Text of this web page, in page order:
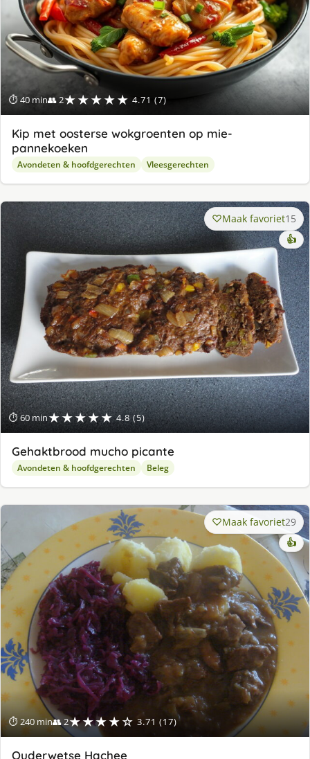
⏱ 40 min👥 2★★★★★ 4.71 (7)
Kip met oosterse wokgroenten op mie-
pannekoeken
Avondeten & hoofdgerechten Vleesgerechten
⏱ 60 min★★★★★ 4.8 (5)
Maak favoriet15
👍
Gehaktbrood mucho picante
Avondeten & hoofdgerechten Beleg
⏱ 240 min👥 2★★★★☆ 3.71 (17)
Maak favoriet29
👍
Ouderwetse Hachee